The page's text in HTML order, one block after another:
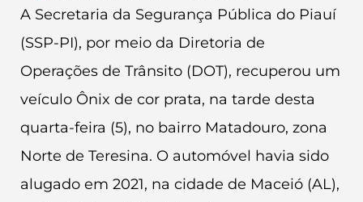
A Secretaria da Segurança Pública do Piauí
(SSP-PI), por meio da Diretoria de
Operações de Trânsito (DOT), recuperou um
veículo Ônix de cor prata, na tarde desta
quarta-feira (5), no bairro Matadouro, zona
Norte de Teresina. O automóvel havia sido
alugado em 2021, na cidade de Maceió (AL),